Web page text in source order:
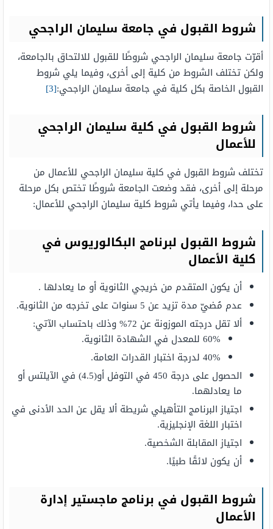
شروط القبول في جامعة سليمان الراجحي
أقرّت جامعة سليمان الراجحي شروطًا للقبول للالتحاق بالجامعة،
ولكن تختلف الشروط من كلية إلى أخرى، وفيما يلي شروط
القبول الخاصة بكل كلية في جامعة سليمان الراجحي:[3]
شروط القبول في كلية سليمان الراجحي
للأعمال
تختلف شروط القبول في كلية سليمان الراجحي للأعمال من
مرحلة إلى أخرى، فقد وضعت الجامعة شروطًا تختص بكل مرحلة
على حدا، وفيما يأتي شروط كلية سليمان الراجحي للأعمال:
شروط القبول لبرنامج البكالوریوس في
كلیة الأعمال
أن یكون المتقدم من خریجي الثانویة أو ما یعادلھا .
عدم مُضيّ مدة تزيد عن 5 سنوات على تخرجه من الثانویة.
ألا تقل درجته الموزونة عن 72% وذلك باحتساب الآتي:
60% للمعدل في الشھادة الثانویة.
40% لدرجة اختبار القدرات العامة.
الحصول على درجة 450 في التوفل أو(4.5) في الآیلتس أو
ما یعادلھما.
اجتیاز البرنامج التأھیلي شریطة ألا یقل عن الحد الأدنى في
اختبار اللغة الإنجلیزیة.
اجتياز المقابلة الشخصية.
أن يكون لائقًا طبيًا.
شروط القبول في برنامج ماجستير إدارة
الأعمال